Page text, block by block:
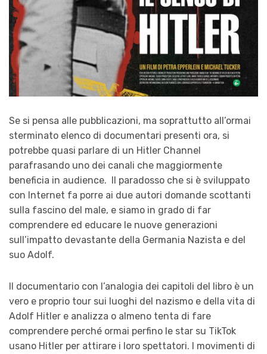
Se si pensa alle pubblicazioni, ma soprattutto all’ormai
sterminato elenco di documentari presenti ora, si
potrebbe quasi parlare di un Hitler Channel
parafrasando uno dei canali che maggiormente
beneficia in audience. Il paradosso che si è sviluppato
con Internet fa porre ai due autori domande scottanti
sulla fascino del male, e siamo in grado di far
comprendere ed educare le nuove generazioni
sull’impatto devastante della Germania Nazista e del
suo Adolf.
Il documentario con l’analogia dei capitoli del libro è un
vero e proprio tour sui luoghi del nazismo e della vita di
Adolf Hitler e analizza o almeno tenta di fare
comprendere perché ormai perfino le star su TikTok
usano Hitler per attirare i loro spettatori. I movimenti di